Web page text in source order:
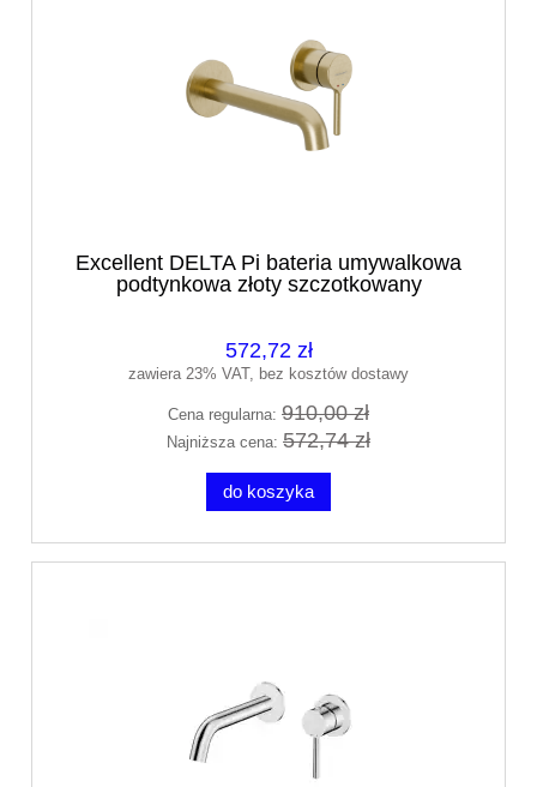
Excellent DELTA Pi bateria umywalkowa
podtynkowa złoty szczotkowany
572,72 zł
zawiera 23% VAT, bez kosztów dostawy
Cena regularna: 910,00 zł
Najniższa cena: 572,74 zł
do koszyka